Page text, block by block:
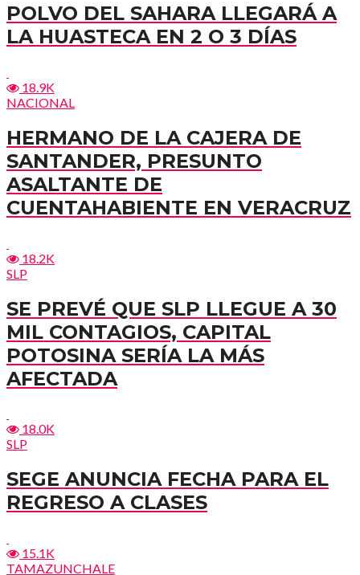
POLVO DEL SAHARA LLEGARÁ A
LA HUASTECA EN 2 O 3 DÍAS
18.9K
NACIONAL
HERMANO DE LA CAJERA DE
SANTANDER, PRESUNTO
ASALTANTE DE
CUENTAHABIENTE EN VERACRUZ
18.2K
SLP
SE PREVÉ QUE SLP LLEGUE A 30
MIL CONTAGIOS, CAPITAL
POTOSINA SERÍA LA MÁS
AFECTADA
18.0K
SLP
SEGE ANUNCIA FECHA PARA EL
REGRESO A CLASES
15.1K
TAMAZUNCHALE